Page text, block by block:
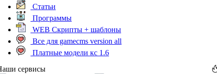
Статьи
Программы
WEB Скрипты + шаблоны
Все для gamecms version all
Платные модели кс 1.6
сервисы